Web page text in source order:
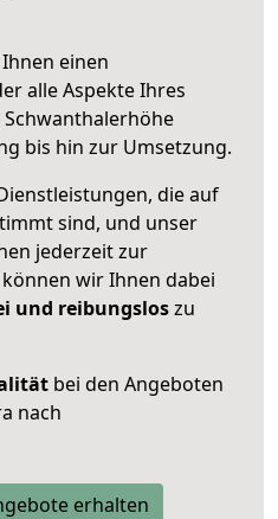
einen
alle Aspekte Ihres
bis hin zur Umsetzung.
die auf
sind, und unser
jederzeit zur
wir Ihnen dabei
und reibungsloszu
bei den Angeboten
nach
erhalten